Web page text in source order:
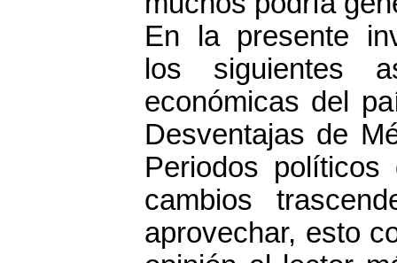
En la presente
los siguientes
económicas del
Desventajas de
Periodos
cambios
aprovechar, esto